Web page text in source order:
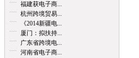
福建获电子商...
杭州跨境贸易...
《2014新疆电...
厦门：拟扶持...
广东省跨境电...
河南省电子商...